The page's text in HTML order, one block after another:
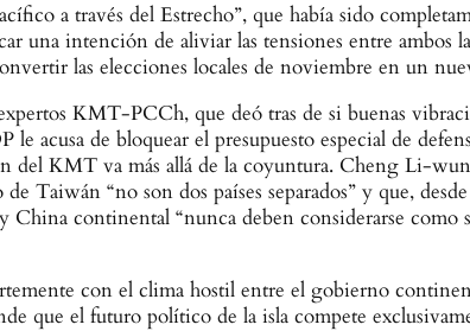
a través del Estrecho”, que había sido
una intención de aliviar las tensiones entre ambos
las elecciones locales de noviembre en un
KMT-PCCh, que deó tras de si buenas
acusa de bloquear el presupuesto especial de
del KMT va más allá de la coyuntura. Cheng Li-
Taiwán “no son dos países separados” y que,
continental “nunca deben considerarse como
con el clima hostil entre el gobierno
que el futuro político de la isla compete